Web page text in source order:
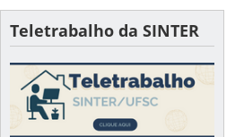
Teletrabalho da SINTER